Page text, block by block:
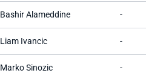
Bashir Alameddine -
Liam Ivancic -
Marko Sinozic -